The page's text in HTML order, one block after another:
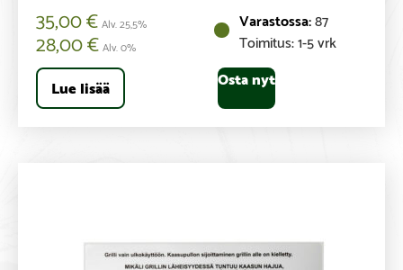
87
Toimitus: 1-5 vrk
35,00€Alv. 25,5%
28,00€Alv. 0%
Lue lisää Osta nyt